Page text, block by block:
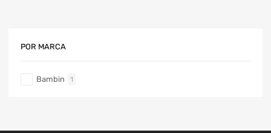
POR MARCA
Bambin 1